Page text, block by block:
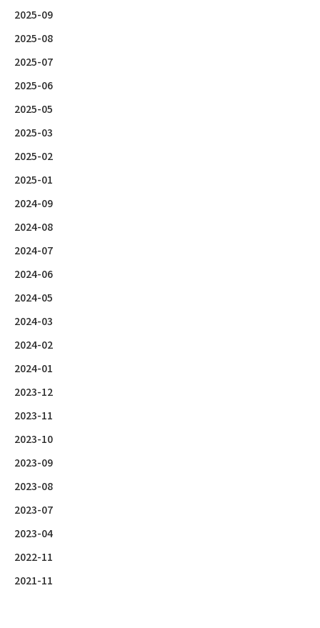
2025-09
2025-08
2025-07
2025-06
2025-05
2025-03
2025-02
2025-01
2024-09
2024-08
2024-07
2024-06
2024-05
2024-03
2024-02
2024-01
2023-12
2023-11
2023-10
2023-09
2023-08
2023-07
2023-04
2022-11
2021-11